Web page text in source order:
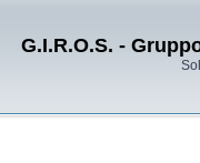
G.I.R.O.S. -